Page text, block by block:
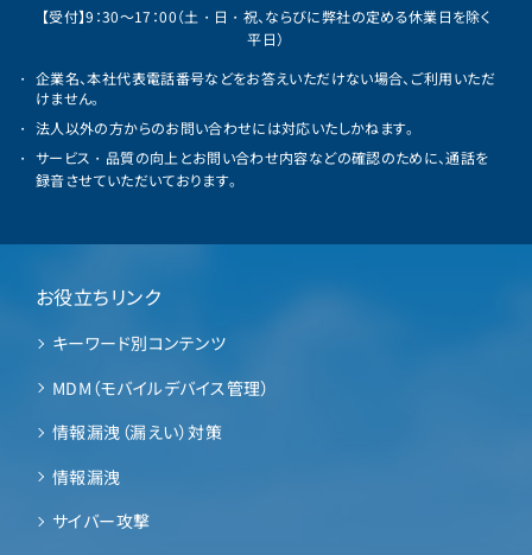
【受付】9：30～17：00（土・日・祝、ならびに弊社の定める休業日を除く
平日）
企業名、本社代表電話番号などをお答えいただけない場合、ご利用いただ
けません。
法人以外の方からのお問い合わせには対応いたしかねます。
サービス・品質の向上とお問い合わせ内容などの確認のために、通話を
録音させていただいております。
お役立ちリンク
キーワード別コンテンツ
MDM（モバイルデバイス管理）
情報漏洩（漏えい）対策
情報漏洩
サイバー攻撃